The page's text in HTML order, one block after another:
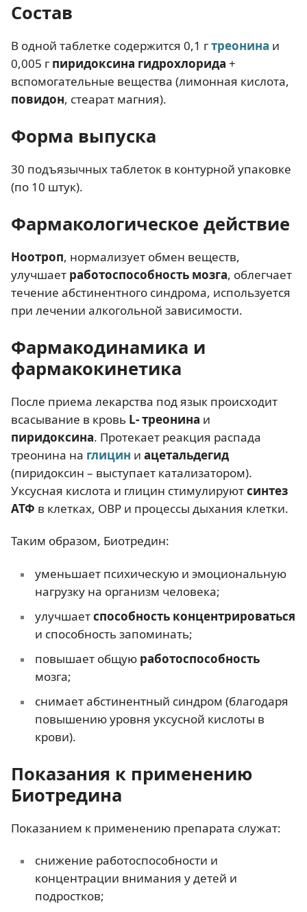
Состав
В одной таблетке содержится 0,1 гтреонина и
0,005 г пиридоксина гидрохлорида +
вспомогательные вещества (лимонная кислота,
повидон, стеарат магния).
Форма выпуска
30 подъязычных таблеток в контурной упаковке
(по 10 штук).
Фармакологическое действие
Ноотроп, нормализует обмен веществ,
улучшает работоспособность мозга, облегчает
течение абстинентного синдрома, используется
при лечении алкогольной зависимости.
Фармакодинамика и
фармакокинетика
После приема лекарства под язык происходит
всасывание в кровь L- треонина и
пиридоксина. Протекает реакция распада
треонина на глицин и ацетальдегид
(пиридоксин – выступает катализатором).
Уксусная кислота и глицин стимулируютсинтез
АТФ в клетках, ОВР и процессы дыхания клетки.
Таким образом, Биотредин:
уменьшает психическую и эмоциональную
нагрузку на организм человека;
улучшаетспособность концентрироваться
и способность запоминать;
повышает общую работоспособность
мозга;
снимает абстинентный синдром (благодаря
повышению уровня уксусной кислоты в
крови).
Показания к применению
Биотредина
Показанием к применению препарата служат:
снижение работоспособности и
концентрации внимания у детей и
подростков;